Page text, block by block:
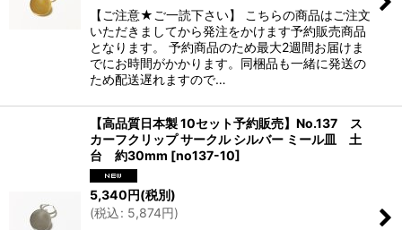
【ご注意★ご一読下さい】 こちらの商品はご注文
いただきましてから発注をかけます予約販売商品
となります。 予約商品のため最大2週間お届けま
でにお時間がかかります。同梱品も一緒に発送の
ため配送遅れますので…
【高品質日本製 10セット予約販売】No.137 ス
カーフクリップ サークル シルバー ミール皿 土
台 約30mm [no137-10]
5,340円(税別)
(税込: 5,874円)